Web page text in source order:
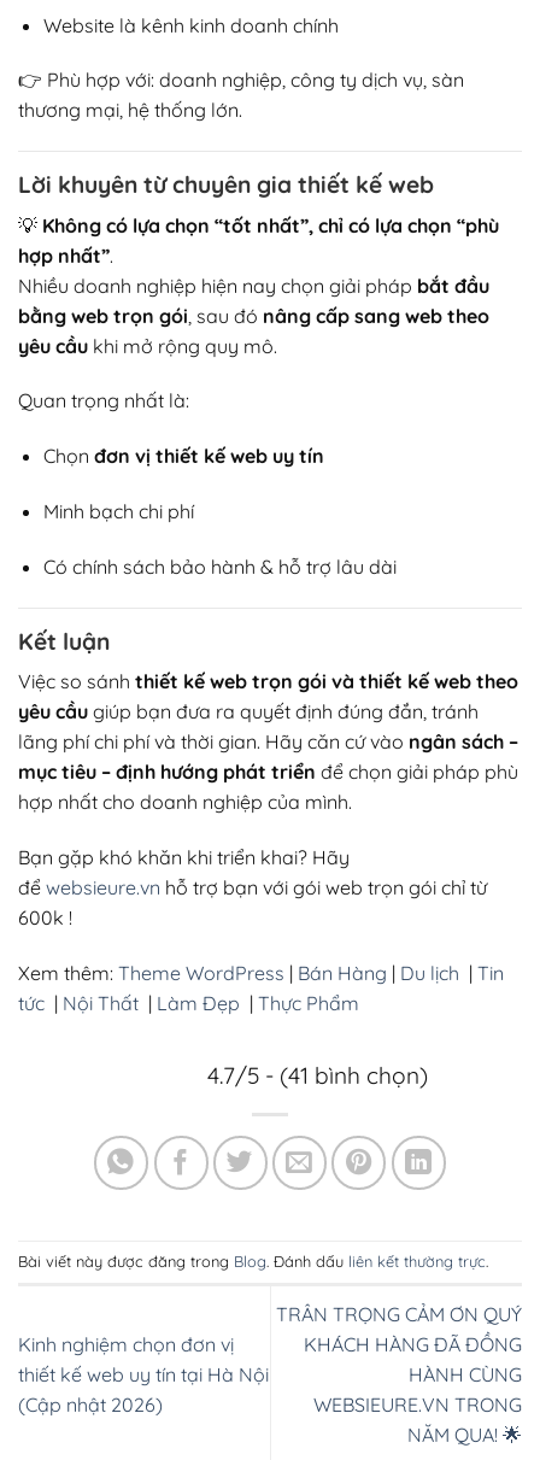
Website là kênh kinh doanh chính
👉 Phù hợp với: doanh nghiệp, công ty dịch vụ, sàn
thương mại, hệ thống lớn.
Lời khuyên từ chuyên gia thiết kế web
💡 Không có lựa chọn “tốt nhất”, chỉ có lựa chọn “phù
hợp nhất”.
Nhiều doanh nghiệp hiện nay chọn giải pháp bắt đầu
bằng web trọn gói , sau đó nâng cấp sang web theo
yêu cầu khi mở rộng quy mô.
Quan trọng nhất là:
Chọn đơn vị thiết kế web uy tín
Minh bạch chi phí
Có chính sách bảo hành & hỗ trợ lâu dài
Kết luận
Việc so sánh thiết kế web trọn gói và thiết kế web theo
yêu cầu giúp bạn đưa ra quyết định đúng đắn, tránh
lãng phí chi phí và thời gian. Hãy căn cứ vào ngân sách –
mục tiêu – định hướng phát triển để chọn giải pháp phù
hợp nhất cho doanh nghiệp của mình.
Bạn gặp khó khăn khi triển khai? Hãy
để websieure.vn hỗ trợ bạn với gói web trọn gói chỉ từ
600k !
Xem thêm: Theme WordPress | Bán Hàng | Du lịch | Tin
tức | Nội Thất | Làm Đẹp | Thực Phẩm
4.7/5 - (41 bình chọn)
Bài viết này được đăng trong Blog. Đánh dấu liên kết thường trực.
Kinh nghiệm chọn đơn vị
thiết kế web uy tín tại Hà Nội
(Cập nhật 2026)
TRÂN TRỌNG CẢM ƠN QUÝ
KHÁCH HÀNG ĐÃ ĐỒNG
HÀNH CÙNG
WEBSIEURE.VN TRONG
NĂM QUA! 🌟